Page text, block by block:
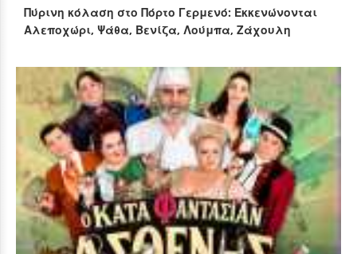
Πύρινη κόλαση στο Πόρτο Γερμενό: Εκκενώνονται
Αλεποχώρι, Ψάθα, Βενίζα, Λούμπα, Ζάχουλη